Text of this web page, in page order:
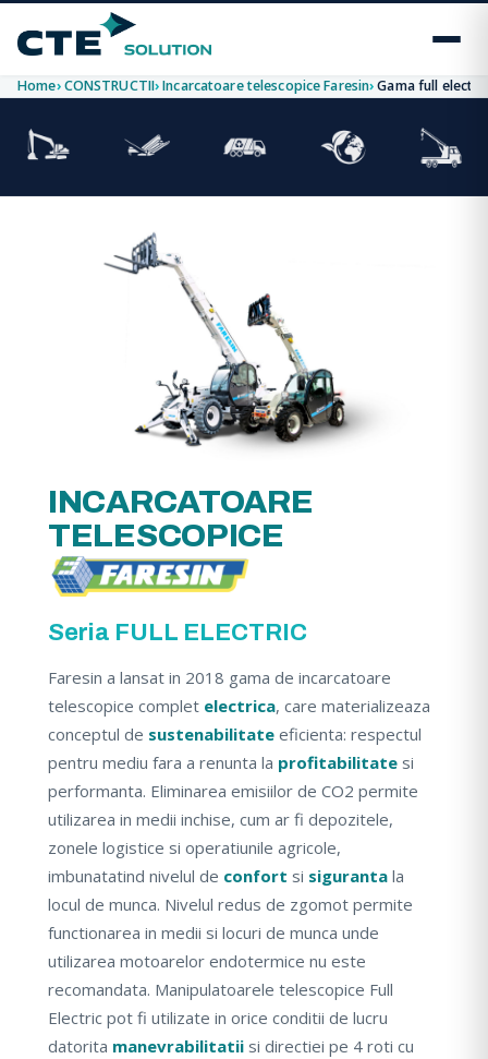
Home CONSTRUCTII Incarcatoare telescopice Faresin Gama full electric
INCARCATOARE
TELESCOPICE
Seria FULL ELECTRIC
Faresin a lansat in 2018 gama de incarcatoare
telescopice complet electrica, care materializeaza
conceptul de sustenabilitate eficienta: respectul
pentru mediu fara a renunta la profitabilitate si
performanta. Eliminarea emisiilor de CO2 permite
utilizarea in medii inchise, cum ar fi depozitele,
zonele logistice si operatiunile agricole,
imbunatatind nivelul de confort si siguranta la
locul de munca. Nivelul redus de zgomot permite
functionarea in medii si locuri de munca unde
utilizarea motoarelor endotermice nu este
recomandata. Manipulatoarele telescopice Full
Electric pot fi utilizate in orice conditii de lucru
datorita manevrabilitatii si directiei pe 4 roti cu